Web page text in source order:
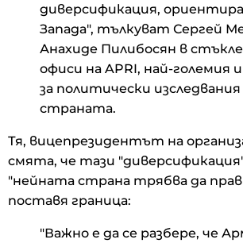
диверсификация,
Запада", тълкуват Сергей
Анахиде Пилибосян в
офиси на APRI, най-
за политически изследвания
страната.
Тя, вицепрезидентът на
смята, че тази
"нейната страна трябва да
поставя граница:
"Важно е да се разбере, че